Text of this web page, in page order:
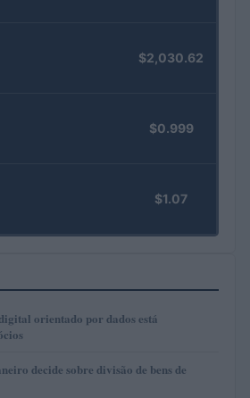
$2,030.62
$0.999
$1.07
orientado por dados está
decide sobre divisão de bens de